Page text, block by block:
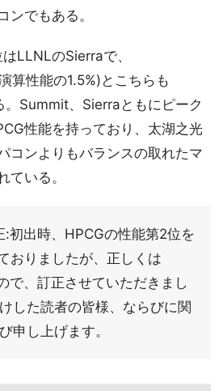
ンでもある。
LLNLのSierraで、
算性能の1.5%)とこちらも
。Summit、Sierraともにピーク
性能を持っており、太湖之光
コンよりもバランスの取れたマ
ている。
初出時、HPCGの性能第2位を
おりましたが、正しくは
で、訂正させていただきまし
した読者の皆様、ならびに関
申し上げます。